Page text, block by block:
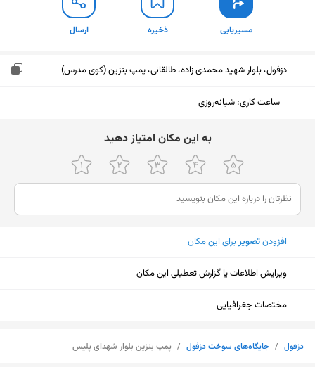
مسیریابی ذخیره ارسال
دزفول، بلوار شهید محمدی زاده، طالقانی، پمپ بنزین (کوی مدرس)
ساعت کاری: شبانه‌روزی
ﺑﻪ اﯾﻦ ﻣﮑﺎن اﻣﺘﯿﺎز دﻫﯿﺪ
افزودنتصویربرای این مکان
ویرایش اطلاعات یا گزارش تعطیلی این مکان
مختصات جغرافیایی
دزفول / جایگاه‌های سوخت دزفول / پمپ بنزین بلوار شهدای پلیسنمایش نقشه